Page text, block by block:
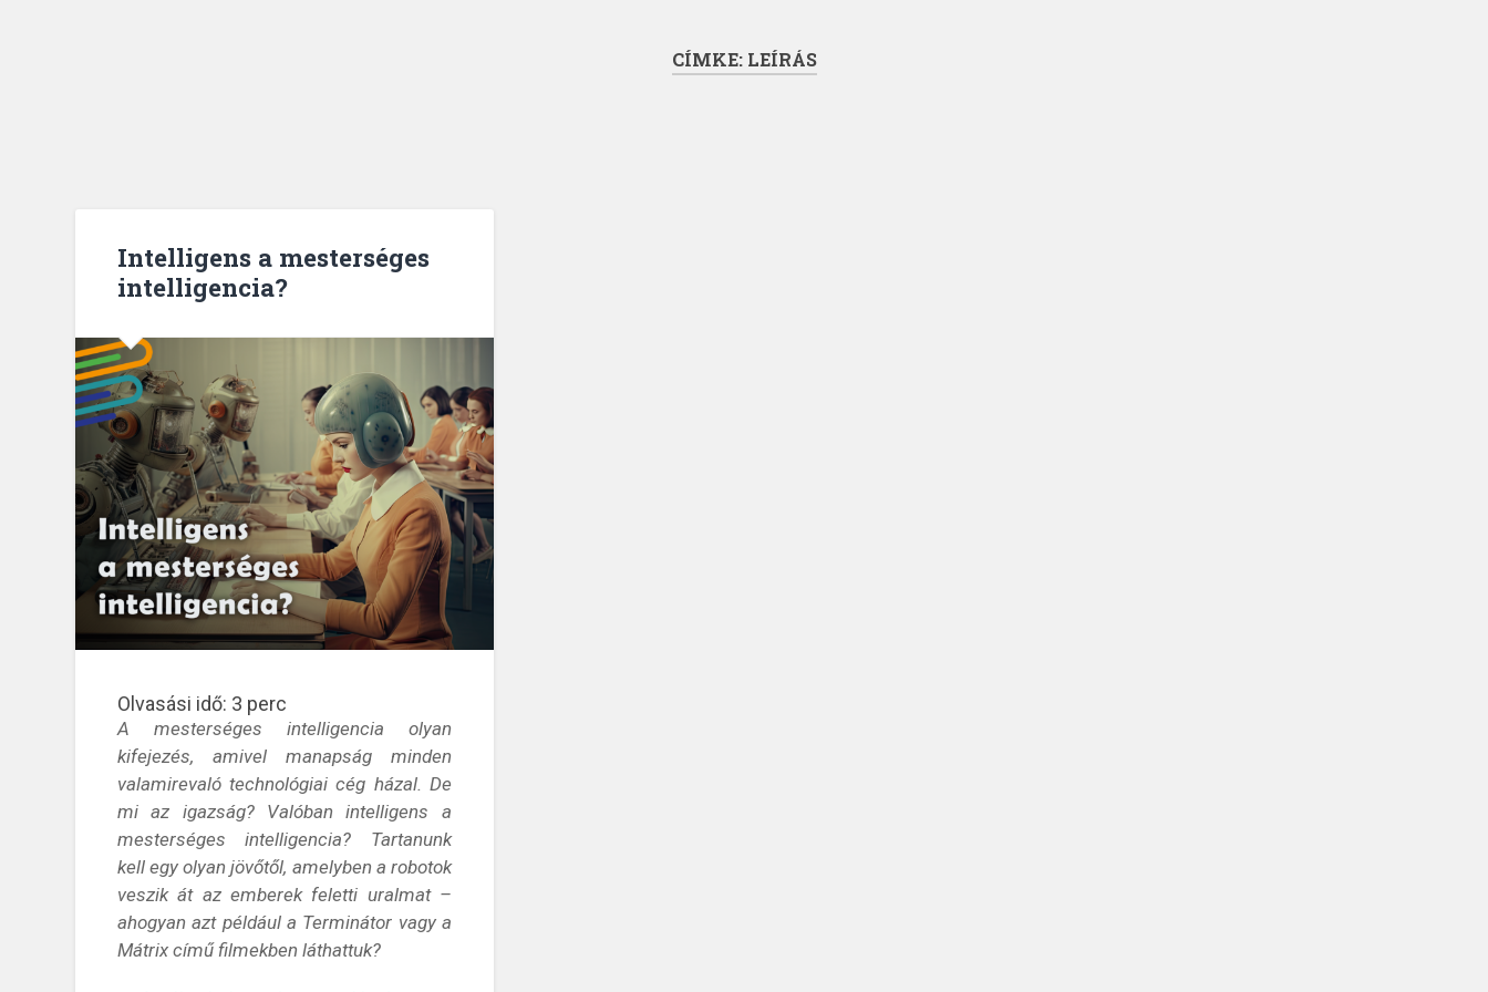
CÍMKE: LEÍRÁS
Intelligens a mesterséges
intelligencia?
Olvasási idő: 3 perc
A mesterséges intelligencia olyan
kifejezés, amivel manapság minden
valamirevaló technológiai cég házal. De
mi az igazság? Valóban intelligens a
mesterséges intelligencia? Tartanunk
kell egy olyan jövőtől, amelyben a robotok
veszik át az emberek feletti uralmat –
ahogyan azt például a Terminátor vagy a
Mátrix című filmekben láthattuk?